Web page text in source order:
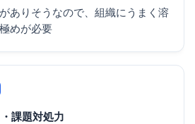
ありそうなので、組織にうまく溶
めが必要
課題対処力